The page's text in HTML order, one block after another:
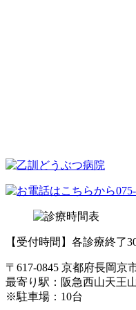
【受付時間】各診療終了
〒617-0845 京都府長岡
最寄り駅：阪急西山天王
※駐車場：10台